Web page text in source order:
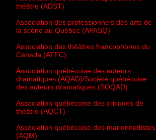
théâtre (ADST)
Association des professionnels des arts de
la scène au Québec (APASQ)
Association des théâtres francophones du
Canada (ATFC)
Association québécoise des auteurs
dramatiques (AQAD)/Société québécoise
des auteurs dramatiques (SOQAD)
Association québécoise des critiques de
théâtre (AQCT)
Association québécoise des marionnettistes
(AQM)